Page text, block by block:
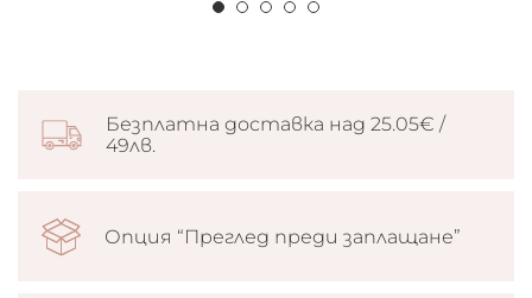
Безплатна доставка над 25.05€ /
49лв.
Опция “Преглед преди заплащане”